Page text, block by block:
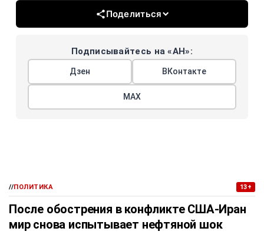
Поделиться
Подписывайтесь на «АН»:
Дзен ВКонтакте
МАХ
//ПОЛИТИКА 13+
После обострения в конфликте США-Иран
мир снова испытывает нефтяной шок